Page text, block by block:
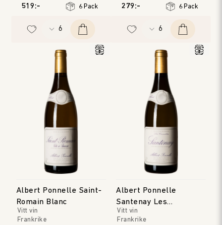
519:- 6 Pack 279:- 6 Pack
Albert Ponnelle Saint-
Romain Blanc
Vitt vin
Frankrike
Albert Ponnelle
Santenay Les
Carmélites
Vitt vin
Frankrike